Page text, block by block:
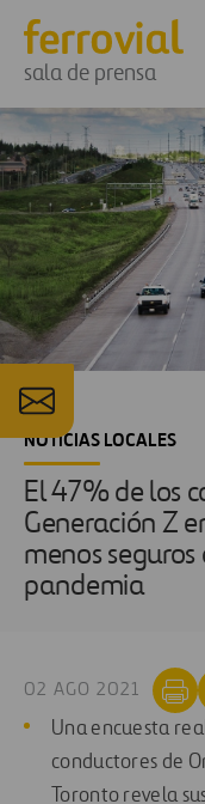
sala de prensa
NOTICIAS LOCALES
El 47% de los
Generación Z
menos
pandemia
02 AGO 2021
Una encuesta
conductores de
Toronto revela